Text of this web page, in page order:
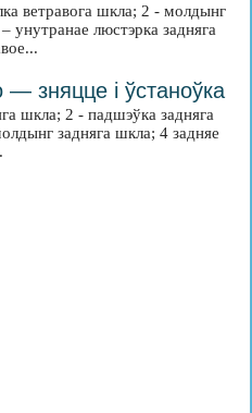
ветравога шкла; 2 - молдынг
унутранае люстэрка задняга
зняцце і ўстаноўка
шкла; 2 - падшэўка задняга
задняга шкла; 4 задняе